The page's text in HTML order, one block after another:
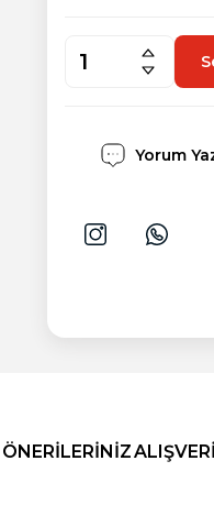
Yorum
ÖNERILERINIZ